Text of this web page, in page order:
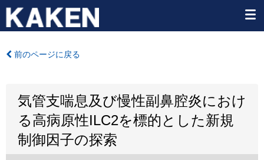
前のページに戻る
気管支喘息及び慢性副鼻腔炎におけ
る高病原性ILC2を標的とした新規
制御因子の探索